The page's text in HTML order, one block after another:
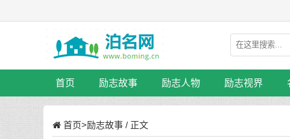
首页 励志故事 励志人物 励志视界
首页>励志故事 / 正文